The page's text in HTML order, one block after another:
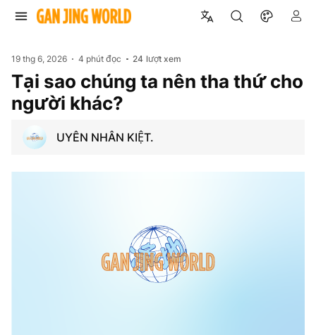
19 thg 6, 2026 4 phút đọc 24 lượt xem
Tại sao chúng ta nên tha thứ cho
người khác?
UYÊN NHÂN KIỆT.